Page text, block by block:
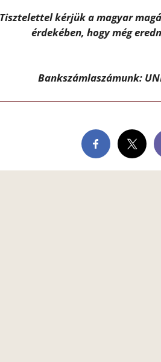
Tisztelettel kérjük a magyar
érdekében, hogy még
Bankszámlaszámunk: